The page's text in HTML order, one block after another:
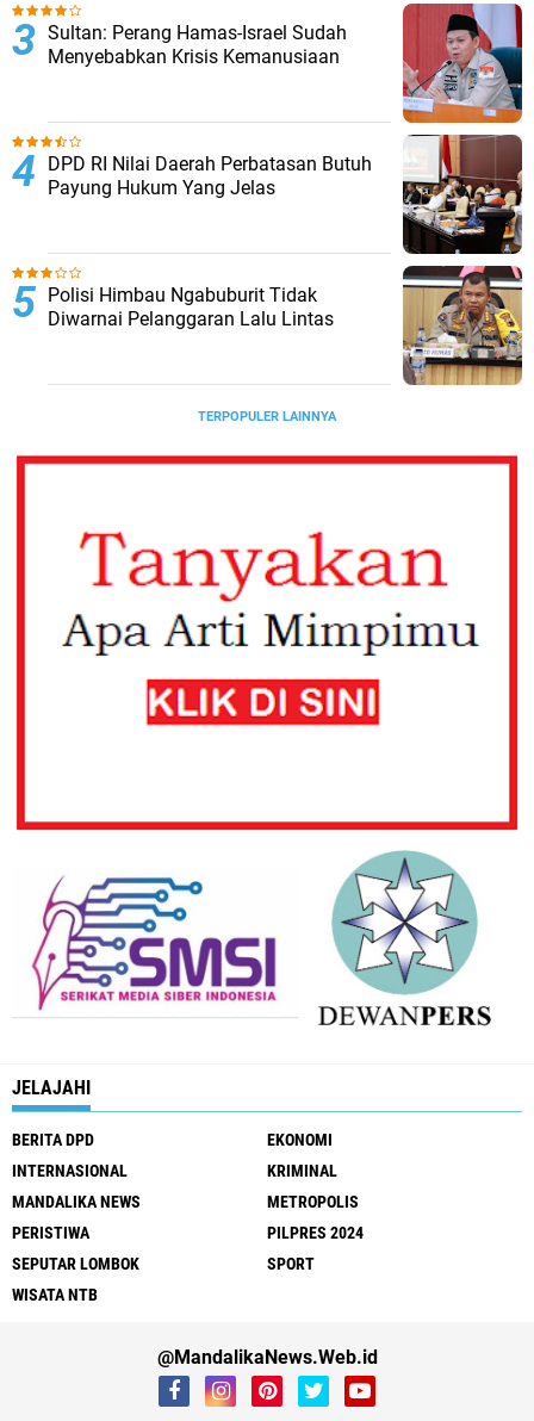
Sultan: Perang Hamas-Israel Sudah
Menyebabkan Krisis Kemanusiaan
DPD RI Nilai Daerah Perbatasan Butuh
Payung Hukum Yang Jelas
Polisi Himbau Ngabuburit Tidak
Diwarnai Pelanggaran Lalu Lintas
TERPOPULER LAINNYA
JELAJAHI
BERITA DPD
EKONOMI
INTERNASIONAL
KRIMINAL
MANDALIKA NEWS
METROPOLIS
PERISTIWA
PILPRES 2024
SEPUTAR LOMBOK
SPORT
WISATA NTB
@MandalikaNews.Web.id